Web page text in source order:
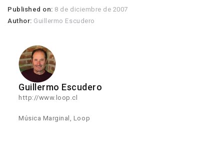
Published on: 8 de diciembre de 2007
Author: Guillermo Escudero
Guillermo Escudero
http://www.loop.cl
Música Marginal, Loop